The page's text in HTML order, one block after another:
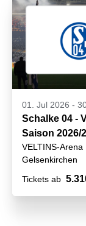
01. Jul 2026 -
Schalke 04 -
Saison 2026/
VELTINS-Arena
Gelsenkirchen
Tickets ab